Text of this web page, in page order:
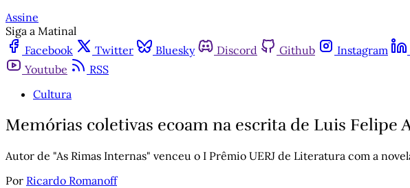
Assine
Siga a Matinal
Facebook
Twitter Bluesky Discord Github Instagram
Youtube
RSS
Cultura
Memórias coletivas ecoam na escrita de Luis Felipe
Autor de "As Rimas Internas" venceu o I Prêmio UERJ de Literatura com a
Por Ricardo Romanoff